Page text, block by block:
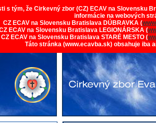
s tým, že Cirkevný zbor (CZ) ECAV na Slovensku
informácie na webových
CZ ECAV na Slovensku Bratislava DÚBRAVKA (
ECAV na Slovensku Bratislava LEGIONÁRSKA (
CZ ECAV na Slovensku Bratislava STARÉ MESTO (
Táto stránka (www.ecavba.sk) obsahuje iba